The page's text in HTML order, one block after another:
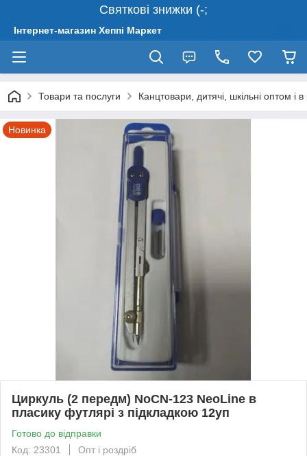
Святкові знижки (-;
Інтернет-магазин Хеппі Маркет
Товари та послуги Канцтовари, дитячі, шкільні оптом і в
Новинка
Циркуль (2 передм) NoCN-123 NeoLine в
пласику футлярі з підкладкою 12уп
Готово до відправки
Код: 23301
Опт і роздріб